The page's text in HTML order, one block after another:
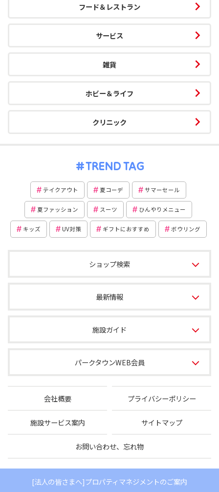
フード＆レストラン
サービス
雑貨
ホビー＆ライフ
クリニック
TREND TAG
テイクアウト 夏コーデ サマーセール
夏ファッション スーツ ひんやりメニュー
キッズ UV対策 ギフトにおすすめ ボウリング
ショップ検索
最新情報
施設ガイド
パークタウンWEB会員
会社概要 プライバシーポリシー
施設サービス案内 サイトマップ
お問い合わせ、忘れ物
[法人の皆さまへ]プロパティマネジメントのご案内